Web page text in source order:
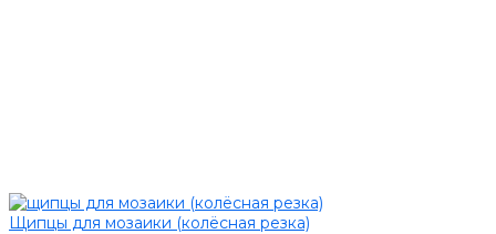
Щипцы для мозаики (колёсная резка)